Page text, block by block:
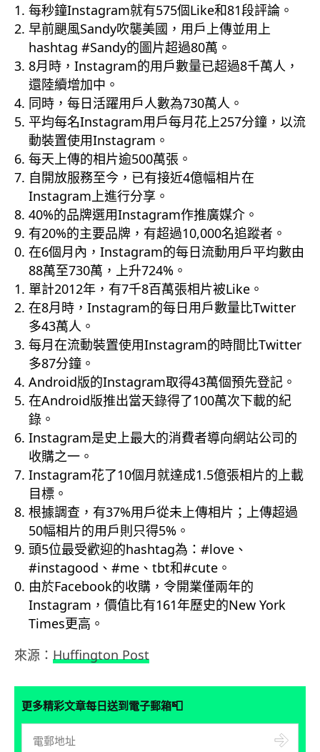
每秒鐘Instagram就有575個Like和81段評論。
早前颶風Sandy吹襲美國，用戶上傳並用上
hashtag #Sandy的圖片超過80萬。
8月時，Instagram的用戶數量已超過8千萬人，
還陸續增加中。
同時，每日活躍用戶人數為730萬人。
平均每名Instagram用戶每月花上257分鐘，以流
動裝置使用Instagram。
每天上傳的相片逾500萬張。
自開放服務至今，已有接近4億幅相片在
Instagram上進行分享。
40%的品牌選用Instagram作推廣媒介。
有20%的主要品牌，有超過10,000名追蹤者。
在6個月內，Instagram的每日流動用戶平均數由
88萬至730萬，上升724%。
單計2012年，有7千8百萬張相片被Like。
在8月時，Instagram的每日用戶數量比Twitter
多43萬人。
每月在流動裝置使用Instagram的時間比Twitter
多87分鐘。
Android版的Instagram取得43萬個預先登記。
在Android版推出當天錄得了100萬次下載的紀
錄。
Instagram是史上最大的消費者導向網站公司的
收購之一。
Instagram花了10個月就達成1.5億張相片的上載
目標。
根據調查，有37%用戶從未上傳相片；上傳超過
50幅相片的用戶則只得5%。
頭5位最受歡迎的hashtag為：#love、
#instagood、#me、tbt和#cute。
由於Facebook的收購，令開業僅兩年的
Instagram，價值比有161年歷史的New York
Times更高。
來源： Huffington Post
更多精彩文章每日送到電子郵箱📮